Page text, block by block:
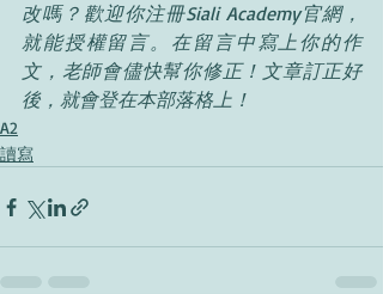
改嗎？歡迎你注冊Siali Academy官網，
就能授權留言。在留言中寫上你的作
文，老師會儘快幫你修正！文章訂正好
後，就會登在本部落格上！
A2
讀寫